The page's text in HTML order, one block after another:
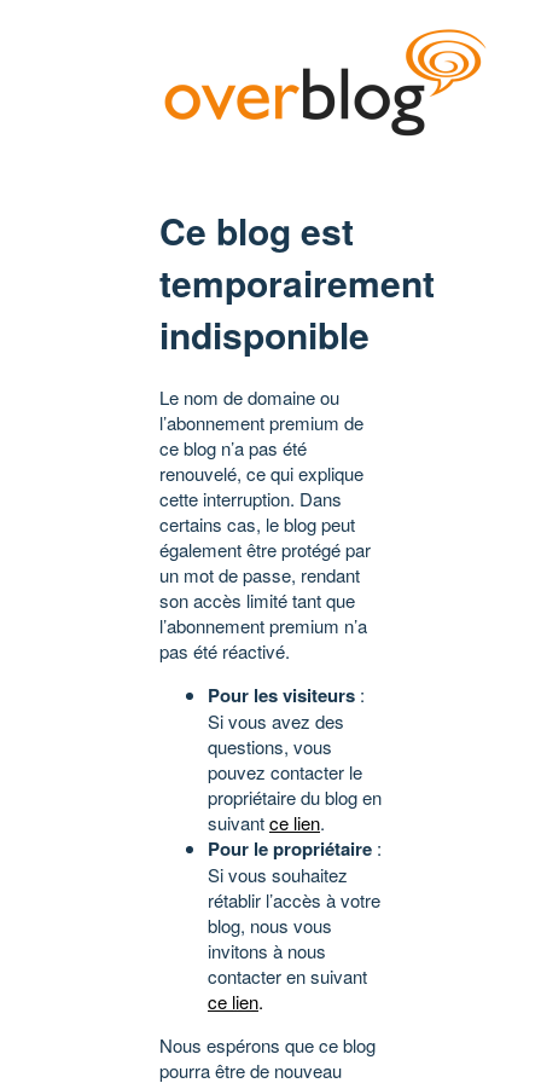
Ce blog est
temporairement
indisponible
Le nom de domaine ou
l’abonnement premium de
ce blog n’a pas été
renouvelé, ce qui explique
cette interruption. Dans
certains cas, le blog peut
également être protégé par
un mot de passe, rendant
son accès limité tant que
l’abonnement premium n’a
pas été réactivé.
Pour les visiteurs :
Si vous avez des
questions, vous
pouvez contacter le
propriétaire du blog en
suivantce lien.
Pour le propriétaire :
Si vous souhaitez
rétablir l’accès à votre
blog, nous vous
invitons à nous
contacter en suivant
ce lien.
Nous espérons que ce blog
pourra être de nouveau